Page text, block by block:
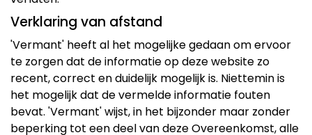
Verklaring van afstand
'Vermant' heeft al het mogelijke gedaan om ervoor
te zorgen dat de informatie op deze website zo
recent, correct en duidelijk mogelijk is. Niettemin is
het mogelijk dat de vermelde informatie fouten
bevat. 'Vermant' wijst, in het bijzonder maar zonder
beperking tot een deel van deze Overeenkomst, alle